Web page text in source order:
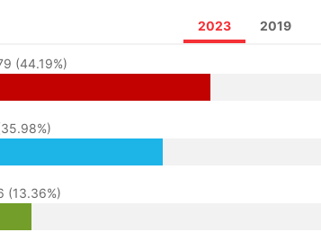
2023 2019
(44.19%)
(13.36%)